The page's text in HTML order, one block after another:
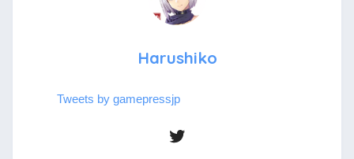
Harushiko
Tweets by gamepressjp